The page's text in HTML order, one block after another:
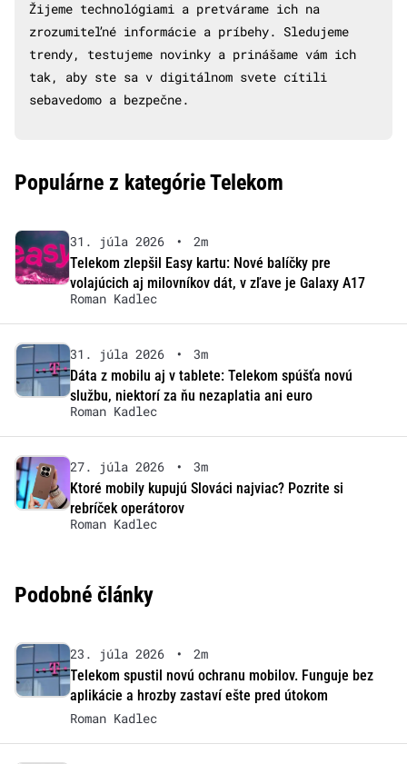
Žijeme technológiami a pretvárame ich na
zrozumiteľné informácie a príbehy. Sledujeme
trendy, testujeme novinky a prinášame vám ich
tak, aby ste sa v digitálnom svete cítili
sebavedomo a bezpečne.
Populárne z kategórie Telekom
31. júla 2026 •
2m
Telekom zlepšil Easy kartu: Nové balíčky pre
volajúcich aj milovníkov dát, v zľave je Galaxy A17
Roman Kadlec
31. júla 2026 •
3m
Dáta z mobilu aj v tablete: Telekom spúšťa novú
službu, niektorí za ňu nezaplatia ani euro
Roman Kadlec
27. júla 2026 •
3m
Ktoré mobily kupujú Slováci najviac? Pozrite si
rebríček operátorov
Roman Kadlec
Podobné články
23. júla 2026 •
2m
Telekom spustil novú ochranu mobilov. Funguje bez
aplikácie a hrozby zastaví ešte pred útokom
Roman Kadlec